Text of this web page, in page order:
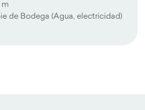
m
de Bodega (Agua, electricidad)